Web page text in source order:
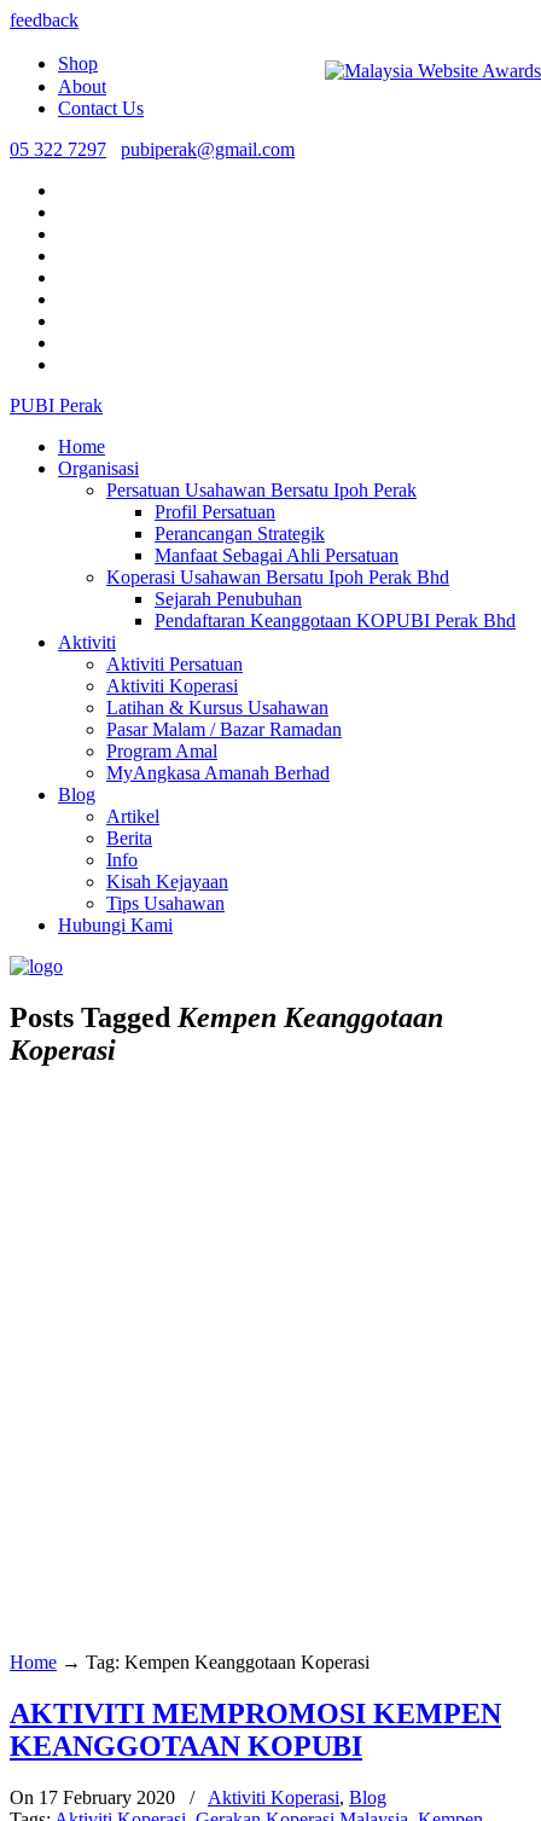
feedback
Shop
About
Contact Us
05 322 7297
pubiperak@gmail.com
PUBI Perak
Home
Organisasi
Persatuan Usahawan Bersatu Ipoh Perak
Profil Persatuan
Perancangan Strategik
Manfaat Sebagai Ahli Persatuan
Koperasi Usahawan Bersatu Ipoh Perak Bhd
Sejarah Penubuhan
Pendaftaran Keanggotaan KOPUBI Perak Bhd
Aktiviti
Aktiviti Persatuan
Aktiviti Koperasi
Latihan & Kursus Usahawan
Pasar Malam / Bazar Ramadan
Program Amal
MyAngkasa Amanah Berhad
Blog
Artikel
Berita
Info
Kisah Kejayaan
Tips Usahawan
Hubungi Kami
Posts Tagged Kempen Keanggotaan
Koperasi
Home → Tag: Kempen Keanggotaan Koperasi
AKTIVITI MEMPROMOSI KEMPEN
KEANGGOTAAN KOPUBI
On 17 February 2020 / Aktiviti Koperasi, Blog